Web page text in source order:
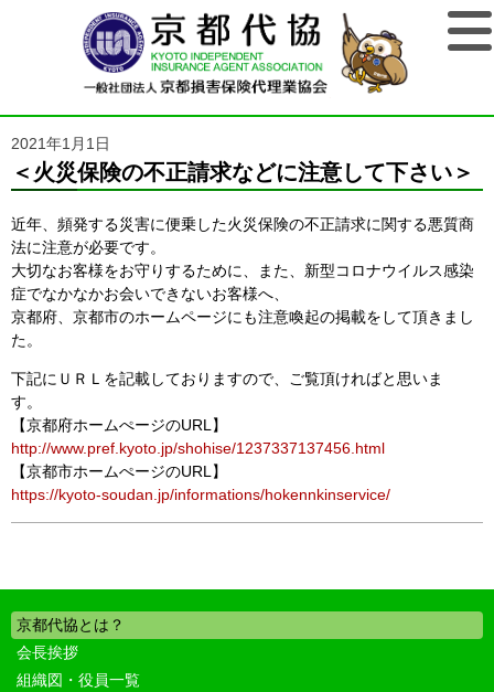
2021年1月1日
＜火災保険の不正請求などに注意して下さい＞
近年、頻発する災害に便乗した火災保険の不正請求に関する悪質商
法に注意が必要です。
大切なお客様をお守りするために、また、新型コロナウイルス感染
症でなかなかお会いできないお客様へ、
京都府、京都市のホームページにも注意喚起の掲載をして頂きまし
た。
下記にＵＲＬを記載しておりますので、ご覧頂ければと思いま
す。
【京都府ホームぺージのURL】
http://www.pref.kyoto.jp/shohise/1237337137456.html
【京都市ホームぺージのURL】
https://kyoto-soudan.jp/informations/hokennkinservice/
京都代協とは？
会長挨拶
組織図・役員一覧